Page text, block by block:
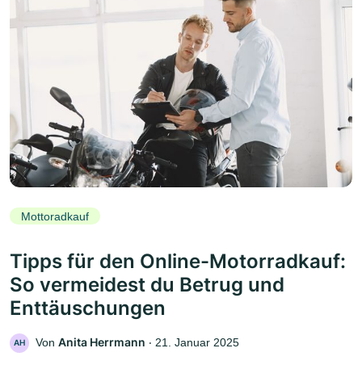
Mottoradkauf
Tipps für den Online-Motorradkauf:
So vermeidest du Betrug und
Enttäuschungen
AH Von Anita Herrmann ‧ 21. Januar 2025